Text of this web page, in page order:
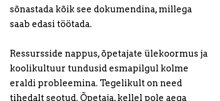
sõnastada kõik see dokumendina, millega
saab edasi töötada.
Ressursside nappus, õpetajate ülekoormus ja
koolikultuur tundusid esmapilgul kolme
eraldi probleemina. Tegelikult on need
tihedalt seotud. Õpetaja, kellel pole aega